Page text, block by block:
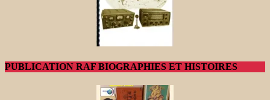
PUBLICATION RAF BIOGRAPHIES ET HISTOIRES